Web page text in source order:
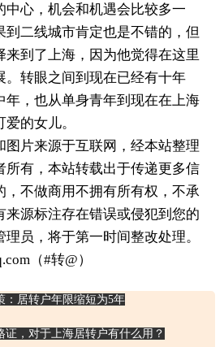
中心，机会和机遇会比较多一
到二线城市肯定也是不错的，但
来到了上海，因为他觉得在这里
。转眼之间到现在已经有十年
年，也从单身青年到现在在上海
的女儿。
图片来源于互联网，经本站整理
所有，本站转载出于传递更多信
，不做商用不拥有所有权，不承
来源标注存在错误或侵犯到您的
员，将于第一时间整改处理。
（#转@）
：居转户年限缩短为5年
证，对于上海居转户有什么用？